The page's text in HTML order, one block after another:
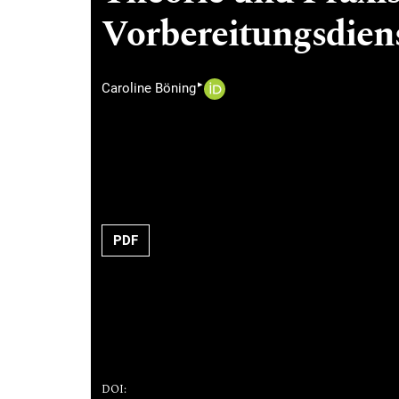
Caroline Böning▸
PDF
DOI: